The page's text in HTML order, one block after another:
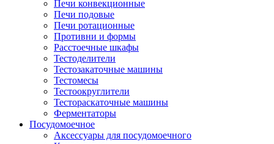
Печи конвекционные
Печи подовые
Печи ротационные
Противни и формы
Расстоечные шкафы
Тестоделители
Тестозакаточные машины
Тестомесы
Тестоокруглители
Тестораскаточные машины
Ферментаторы
Посудомоечное
Аксессуары для посудомоечного